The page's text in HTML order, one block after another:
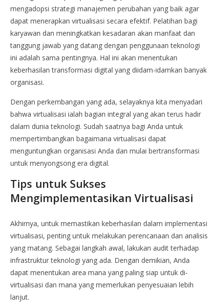
mengadopsi strategi manajemen perubahan yang baik agar
dapat menerapkan virtualisasi secara efektif. Pelatihan bagi
karyawan dan meningkatkan kesadaran akan manfaat dan
tanggung jawab yang datang dengan penggunaan teknologi
ini adalah sama pentingnya. Hal ini akan menentukan
keberhasilan transformasi digital yang diidam-idamkan banyak
organisasi.
Dengan perkembangan yang ada, selayaknya kita menyadari
bahwa virtualisasi ialah bagian integral yang akan terus hadir
dalam dunia teknologi. Sudah saatnya bagi Anda untuk
mempertimbangkan bagaimana virtualisasi dapat
menguntungkan organisasi Anda dan mulai bertransformasi
untuk menyongsong era digital.
Tips untuk Sukses
Mengimplementasikan Virtualisasi
Akhirnya, untuk memastikan keberhasilan dalam implementasi
virtualisasi, penting untuk melakukan perencanaan dan analisis
yang matang. Sebagai langkah awal, lakukan audit terhadap
infrastruktur teknologi yang ada. Dengan demikian, Anda
dapat menentukan area mana yang paling siap untuk di-
virtualisasi dan mana yang memerlukan penyesuaian lebih
lanjut.